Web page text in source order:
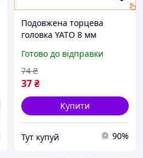
Подовжена торцева
головка YATO 8 мм
довжина 50 мм для
професійного
використання
Готово до відправки
37₴
74 ₴
Купити
Тут купуй 90%